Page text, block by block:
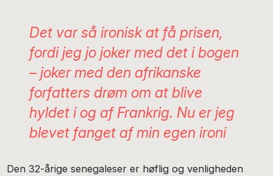
Det var så ironisk at få prisen,
fordi jeg jo joker med det i bogen
– joker med den afrikanske
forfatters drøm om at blive
hyldet i og af Frankrig. Nu er jeg
blevet fanget af min egen ironi
Den 32-årige senegaleser er høflig og venligheden